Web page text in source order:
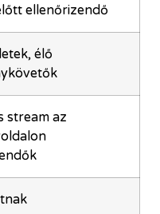
ellenőrizendő
élő
stream az